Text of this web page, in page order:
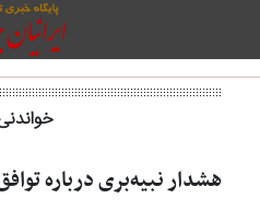
هشدار نبیه‌بری درباره